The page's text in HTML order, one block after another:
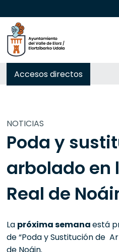
Accesos directos
Buscar:
NOTICIAS
Poda y
arbolado en
Real de
La próxima semanaestá
de “Poda y Sustitución de
de Noáin.